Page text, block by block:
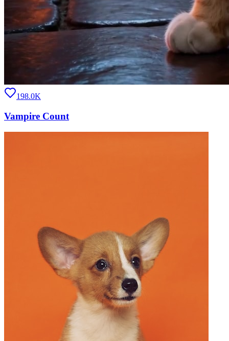
198.0K
Vampire Count